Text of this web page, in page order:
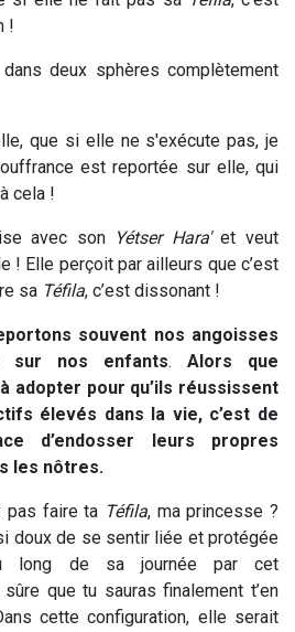
!
deux sphères complètement
que si elle ne s'exécute pas, je
est reportée sur elle, qui
cela !
avec son Yétser Hara'et veut
! Elle perçoit par ailleurs que c’est
sa Téfila, c’est dissonant !
souvent nos angoisses
sur nos enfants. Alors que
adopter pour qu’ils réussissent
élevés dans la vie, c’est de
d’endosser leurs propres
les nôtres.
pas faire ta Téfila, ma princesse ?
doux de se sentir liée et protégée
long de sa journée par cet
que tu sauras finalement t’en
cette configuration, elle serait